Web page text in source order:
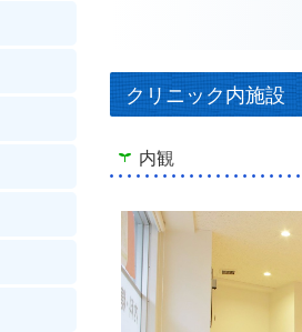
クリニック内施設
内観